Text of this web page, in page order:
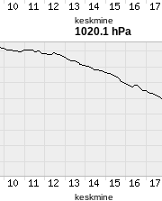
keskmine
1020.1 hPa
keskmine